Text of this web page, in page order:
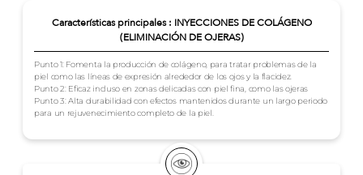
Características principales : INYECCIONES DE COLÁGENO
(ELIMINACIÓN DE OJERAS)
Punto 1: Fomenta la producción de colágeno, para tratar problemas de la
piel como las líneas de expresión alrededor de los ojos y la flacidez.
Punto 2: Eficaz incluso en zonas delicadas con piel fina, como las ojeras
Punto 3: Alta durabilidad con efectos mantenidos durante un largo periodo
para un rejuvenecimiento completo de la piel.